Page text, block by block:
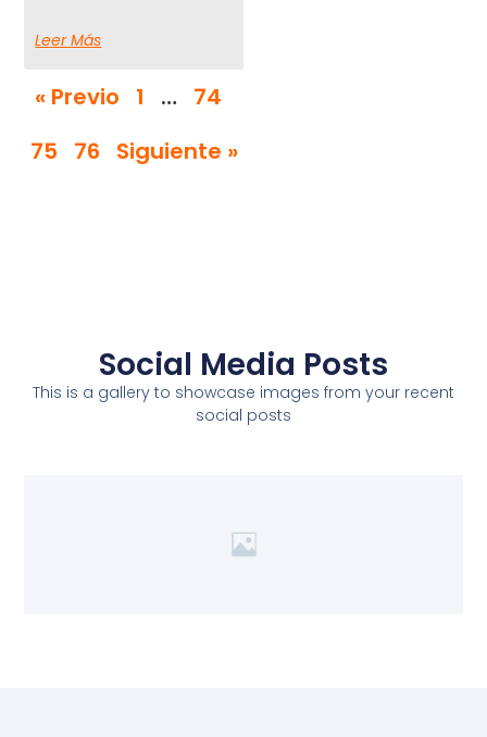
Leer Más
« Previo 1 …
74
75
76 Siguiente »
Social Media Posts
This is a gallery to showcase images from your recent
social posts